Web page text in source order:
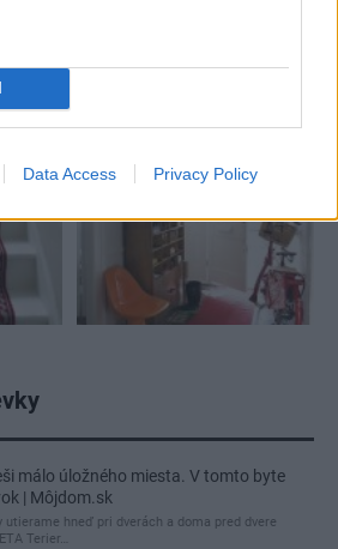
Data Access Privacy Policy
málo úložného miesta. V tomto byte
| Môjdom.sk
utierame hneď pri dverách a doma pred dvere
Terier…